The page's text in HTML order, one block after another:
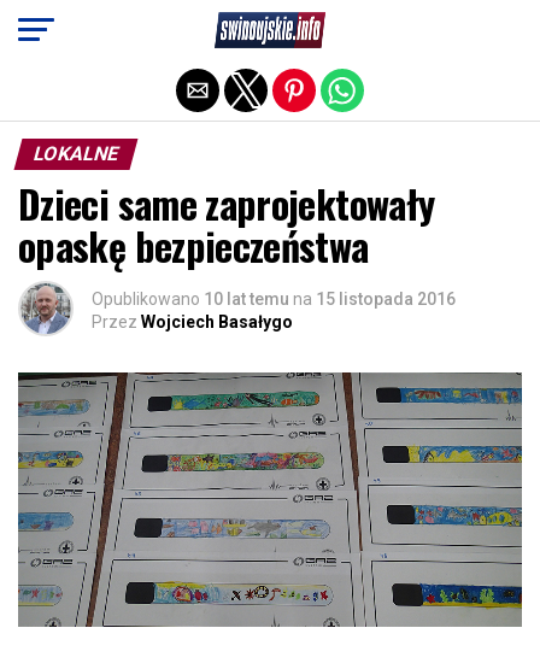
LOKALNE
Dzieci same zaprojektowały
opaskę bezpieczeństwa
Opublikowano 10 lat temu na 15 listopada 2016
Przez Wojciech Basałygo
Exit mobile version